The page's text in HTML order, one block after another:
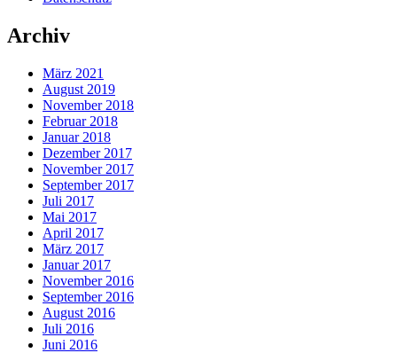
Archiv
März 2021
August 2019
November 2018
Februar 2018
Januar 2018
Dezember 2017
November 2017
September 2017
Juli 2017
Mai 2017
April 2017
März 2017
Januar 2017
November 2016
September 2016
August 2016
Juli 2016
Juni 2016